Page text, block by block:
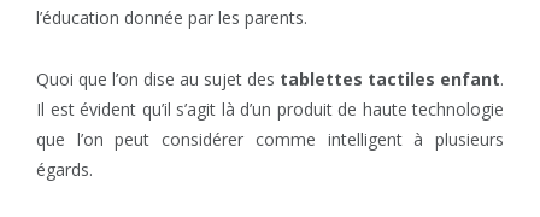
l’éducation donnée par les parents.
Quoi que l’on dise au sujet des tablettes tactiles enfant.
Il est évident qu’il s’agit là d’un produit de haute technologie
que l’on peut considérer comme intelligent à plusieurs
égards.